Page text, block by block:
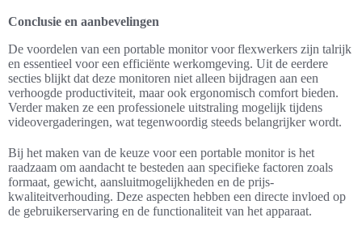
Conclusie en aanbevelingen
De voordelen van een portable monitor voor flexwerkers zijn talrijk
en essentieel voor een efficiënte werkomgeving. Uit de eerdere
secties blijkt dat deze monitoren niet alleen bijdragen aan een
verhoogde productiviteit, maar ook ergonomisch comfort bieden.
Verder maken ze een professionele uitstraling mogelijk tijdens
videovergaderingen, wat tegenwoordig steeds belangrijker wordt.
Bij het maken van de keuze voor een portable monitor is het
raadzaam om aandacht te besteden aan specifieke factoren zoals
formaat, gewicht, aansluitmogelijkheden en de prijs-
kwaliteitverhouding. Deze aspecten hebben een directe invloed op
de gebruikerservaring en de functionaliteit van het apparaat.